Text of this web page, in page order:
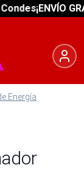
¡ENVÍO
Energía